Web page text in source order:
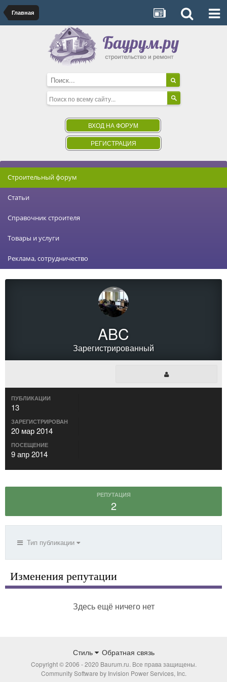
Главная
ВХОД НА ФОРУМ
РЕГИСТРАЦИЯ
Строительный форум
Статьи
Справочник строителя
Товары и услуги
Реклама, сотрудничество
ABC
Зарегистрированный
ПУБЛИКАЦИИ
13
ЗАРЕГИСТРИРОВАН
20 мар 2014
ПОСЕЩЕНИЕ
9 апр 2014
РЕПУТАЦИЯ
2
Тип публикации
Изменения репутации
Здесь ещё ничего нет
Стиль Обратная связь
Copyright © 2006 - 2020 Baurum.ru. Все права защищены.
Community Software by Invision Power Services, Inc.